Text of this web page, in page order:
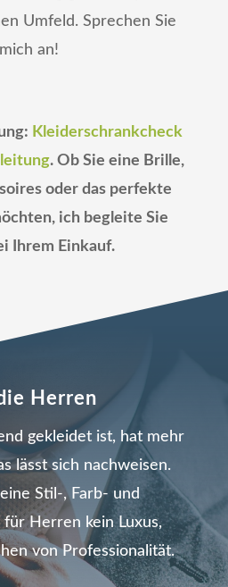
Umfeld. Sprechen Sie
mich an!
Kleiderschrankcheck
. Ob Sie eine Brille,
oder das perfekte
ich begleite Sie
Ihrem Einkauf.
Herren
gekleidet ist, hat mehr
lässt sich nachweisen.
Stil-, Farb- und
für Herren kein Luxus,
von Professionalität.